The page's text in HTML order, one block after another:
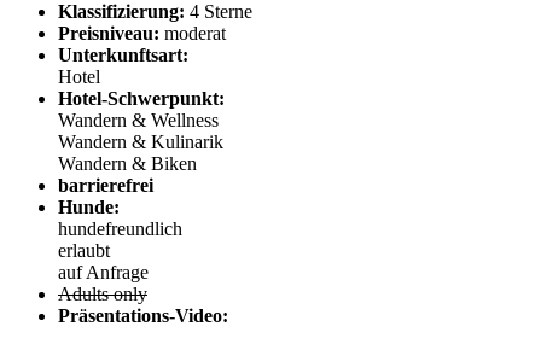
Klassifizierung: 4 Sterne
Preisniveau: moderat
Unterkunftsart:
Hotel
Hotel-Schwerpunkt:
Wandern & Wellness
Wandern & Kulinarik
Wandern & Biken
barrierefrei
Hunde:
hundefreundlich
erlaubt
auf Anfrage
Adults only
Präsentations-Video: